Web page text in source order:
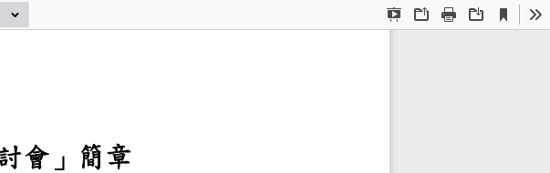
Presentation
OpenPrint Download
Current
View
學研討會
」簡章